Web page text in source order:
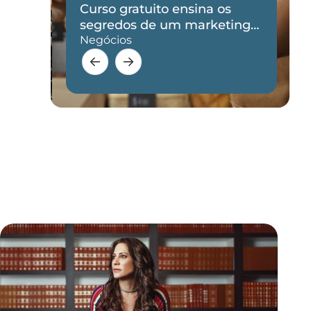
Curso gratuito ensina os
segredos de um marketing
eficaz
Negócios